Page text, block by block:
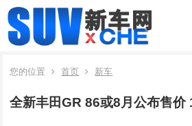
您的位置 首页 新车
全新丰田GR 86或8月公布售价